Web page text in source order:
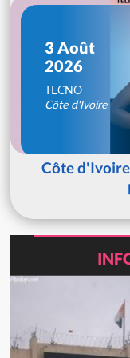
3 Août
2026
TECNO
Côte d'Ivoire
Côte